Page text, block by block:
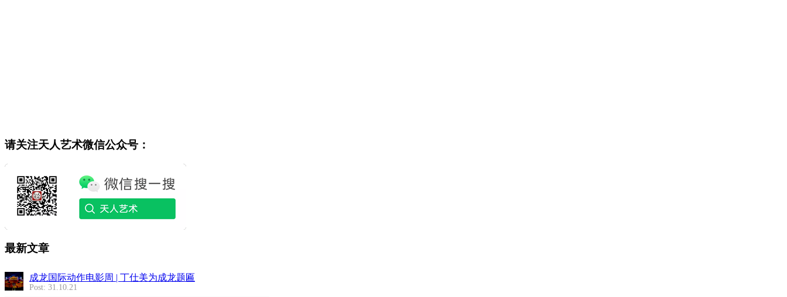
请关注天人艺术微信公众号：
最新文章
成龙国际动作电影周 | 丁仕美为成龙题匾
Post: 31.10.21